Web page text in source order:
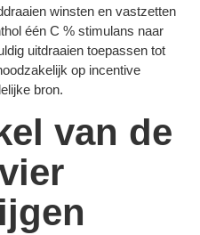
winsten en vastzetten
één C % stimulans naar
uitdraaien toepassen tot
op incentive
bron.
van de